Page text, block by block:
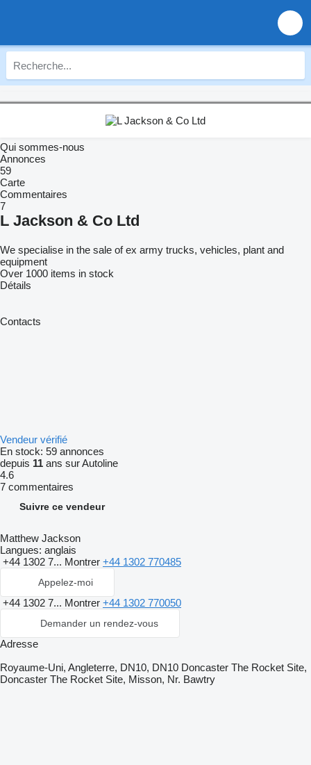
Qui sommes-nous
Annonces
59
Carte
Commentaires
7
L Jackson & Co Ltd
We specialise in the sale of ex army trucks, vehicles, plant and
equipment
Over 1000 items in stock
Détails
Contacts
Vendeur vérifié
En stock: 59 annonces
depuis 11 ans sur Autoline
4.6
7 commentaires
Suivre ce vendeur
Matthew Jackson
Langues: anglais
+44 1302 7... Montrer +44 1302 770485
Appelez-moi
+44 1302 7... Montrer +44 1302 770050
Demander un rendez-vous
Adresse
Royaume-Uni, Angleterre, DN10, DN10 Doncaster The Rocket Site,
Doncaster The Rocket Site, Misson, Nr. Bawtry